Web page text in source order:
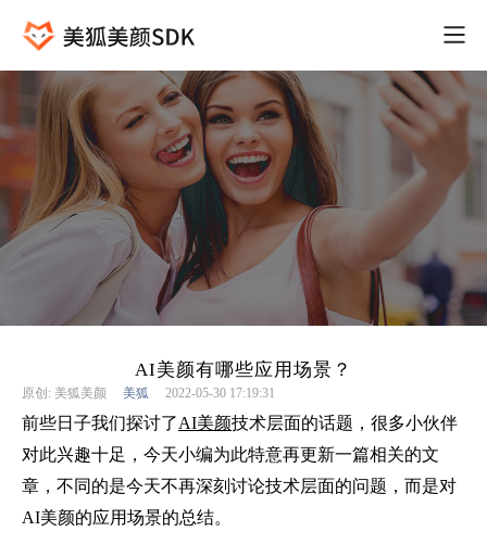
AI美颜有哪些应用场景？
原创: 美狐美颜 美狐 2022-05-30 17:19:31
前些日子我们探讨了AI美颜技术层面的话题，很多小伙伴
对此兴趣十足，今天小编为此特意再更新一篇相关的文
章，不同的是今天不再深刻讨论技术层面的问题，而是对
AI美颜的应用场景的总结。